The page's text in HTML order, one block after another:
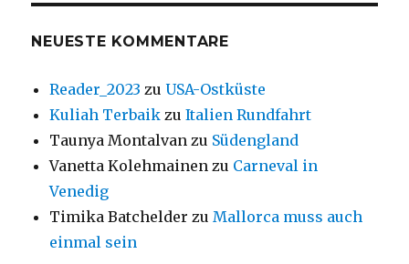
NEUESTE KOMMENTARE
Reader_2023 zuUSA-Ostküste
Kuliah Terbaik zuItalien Rundfahrt
Taunya Montalvan zu Südengland
Vanetta Kolehmainen zu Carneval in
Venedig
Timika Batchelder zu Mallorca muss auch
einmal sein